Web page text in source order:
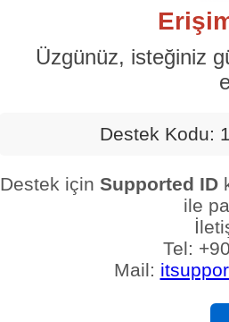
Üzgünüz, isteğiniz
Destek Kodu:
Destek için Supported ID
ile
Tel:
Mail: